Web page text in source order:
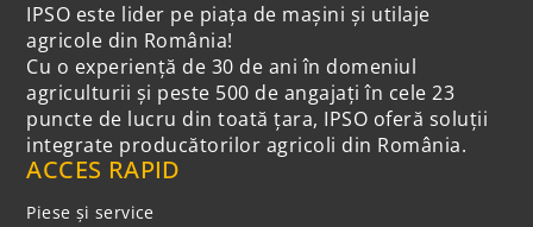
IPSO este lider pe piața de mașini și utilaje
agricole din România!
Cu o experiență de 30 de ani în domeniul
agriculturii și peste 500 de angajați în cele 23
puncte de lucru din toată țara, IPSO oferă soluții
integrate producătorilor agricoli din România.
ACCES RAPID
Piese și service